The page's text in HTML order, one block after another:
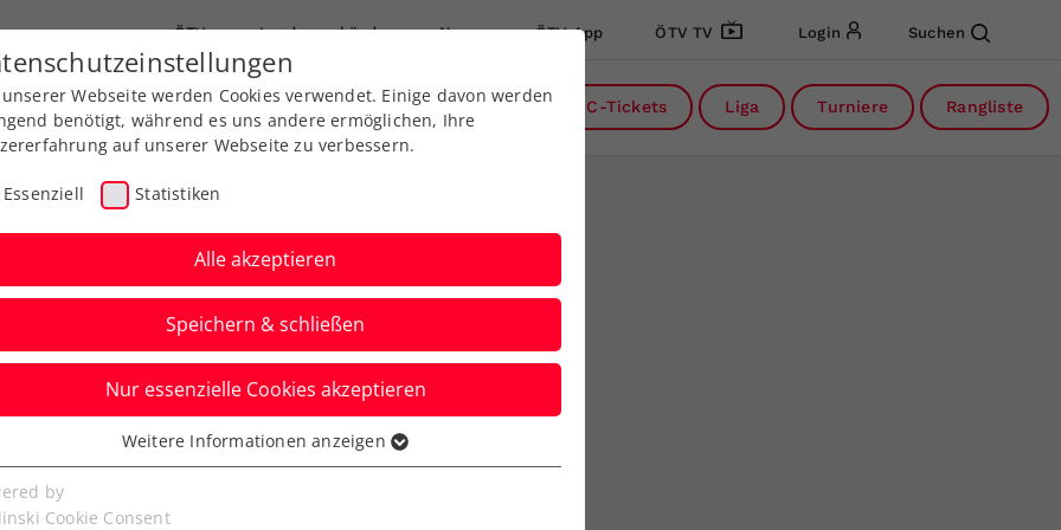
ÖTV Landesverbände News ÖTV App ÖTV TV Login Suchen
Ausbildungen Services Über uns DC-Tickets Liga Turniere Rangliste
Open: Auch
Novak kommen
Webseite werden Cookies verwendet. Einige davon werden
benötigt, während es uns andere ermöglichen, Ihre
auf unserer Webseite zu verbessern.
Essenziell Statistiken
Alle akzeptieren
Speichern & schließen
Nur essenzielle Cookies akzeptieren
Cookies werden für grundlegende Funktionen der
benötigt. Dadurch ist gewährleistet, dass die Webseite
Weitere Informationen anzeigen
by
Cookie Consent